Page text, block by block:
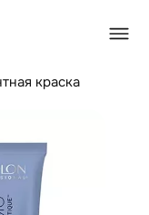
краска